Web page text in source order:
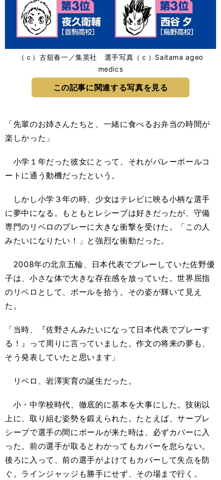
（ｃ）古舘春一／集英社 選手写真（ｃ）Saitama ageo
medics
この記事に関連する写真を見る
「先輩のお姉さんたちと、一緒に食べるお弁当の時間が
楽しかった」
小学１年だった彼女にとって、それがバレーボールコ
ートに通う動機だったという。
しかし小学３年の時、少女はテレビに映る小柄な選手
に夢中になる。もともとレシーブは好きだったが、守備
専門のリベロのプレーに大きな衝撃を受けた。「この人
みたいになりたい！」と強烈な衝動だった。
2008年の北京五輪、日本代表でプレーしていた佐野優
子は、小さな体で大きな存在感を放っていた。世界屈指
のリベロとして、ボールを拾う。その姿が輝いて見え
た。
「当時、『佐野さんみたいになって日本代表でプレーす
る！』って周りに言っていました。作文の将来の夢も、
そう発表していたと思います」
リベロ、岩澤実育の誕生だった。
小・中学校時代、徹底的に基本を大事にした。技術以
上に、取り組む姿勢を鍛えられた。たとえば、サーブレ
シーブで選手の間にボールが来た時は、必ずカバーに入
った。前の選手が取るとわかってもカバーを怠らない。
後ろに入って、前の選手がよけてもカバーして失点を防
ぐ。ラインジャッジも勝手にせず、その場まで行く。